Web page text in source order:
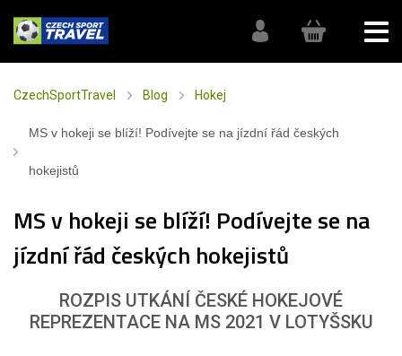
CzechSportTravel Blog Hokej
MS v hokeji se blíží! Podívejte se na jízdní řád českých
hokejistů
MS v hokeji se blíží! Podívejte se na
jízdní řád českých hokejistů
ROZPIS UTKÁNÍ ČESKÉ HOKEJOVÉ
REPREZENTACE NA MS 2021 V LOTYŠSKU